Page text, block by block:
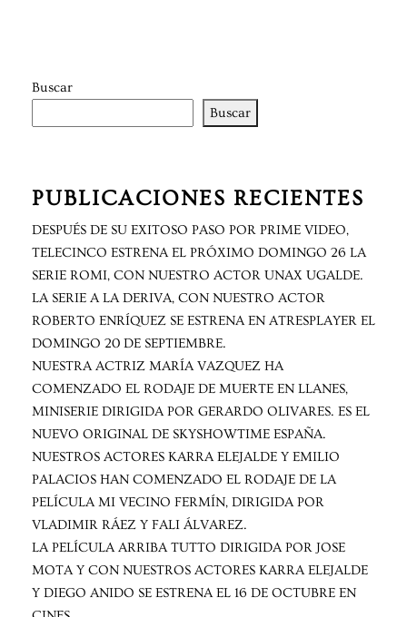
Buscar
Buscar
PUBLICACIONES RECIENTES
DESPUÉS DE SU EXITOSO PASO POR PRIME VIDEO,
TELECINCO ESTRENA EL PRÓXIMO DOMINGO 26 LA
SERIE ROMI, CON NUESTRO ACTOR UNAX UGALDE.
LA SERIE A LA DERIVA, CON NUESTRO ACTOR
ROBERTO ENRÍQUEZ SE ESTRENA EN ATRESPLAYER EL
DOMINGO 20 DE SEPTIEMBRE.
NUESTRA ACTRIZ MARÍA VAZQUEZ HA
COMENZADO EL RODAJE DE MUERTE EN LLANES,
MINISERIE DIRIGIDA POR GERARDO OLIVARES. ES EL
NUEVO ORIGINAL DE SKYSHOWTIME ESPAÑA.
NUESTROS ACTORES KARRA ELEJALDE Y EMILIO
PALACIOS HAN COMENZADO EL RODAJE DE LA
PELÍCULA MI VECINO FERMÍN, DIRIGIDA POR
VLADIMIR RÁEZ Y FALI ÁLVAREZ.
LA PELÍCULA ARRIBA TUTTO DIRIGIDA POR JOSE
MOTA Y CON NUESTROS ACTORES KARRA ELEJALDE
Y DIEGO ANIDO SE ESTRENA EL 16 DE OCTUBRE EN